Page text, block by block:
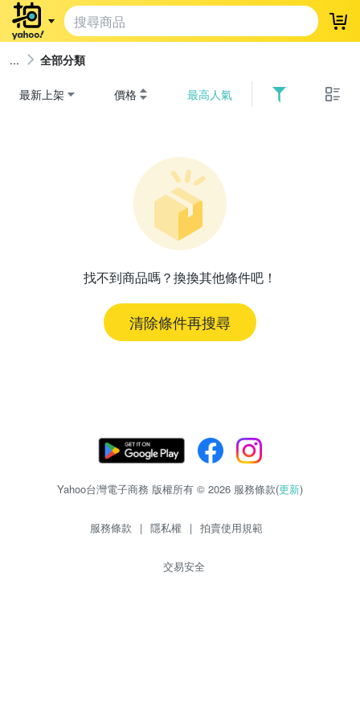
登
全部分類
最新上架 價格 最高人氣
找不到商品嗎？換換其他條件吧！
清除條件再搜尋
Yahoo台灣電子商務 版權所有 © 2026 服務條款(更新)
服務條款 | 隱私權 | 拍賣使用規範
交易安全